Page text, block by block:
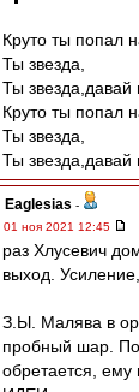
Круто ты попал
Ты звезда,
Ты звезда,давай
Круто ты попал
Ты звезда,
Ты звезда,давай
Eaglesias -
01 ноя 2021 12:45
раз Хлусевич
выход. Усиление,
З.Ы. Малява в
пробный шар.
обретается, ему